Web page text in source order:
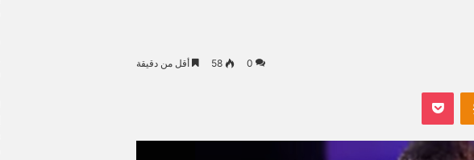
0
58 أقل من دقيقة